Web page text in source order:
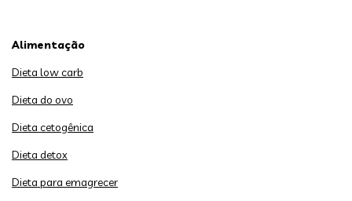
Alimentação
Dieta low carb
Dieta do ovo
Dieta cetogênica
Dieta detox
Dieta para emagrecer